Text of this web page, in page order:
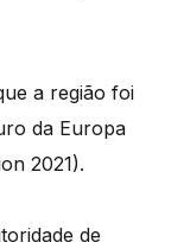
a região foi
da Europa
2021).
de